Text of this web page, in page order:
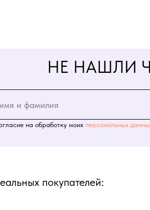
на обработку моих персональных
НЕ НАШЛИ
покупателей: